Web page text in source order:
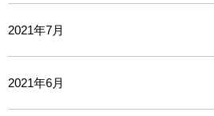
2021年7月
2021年6月